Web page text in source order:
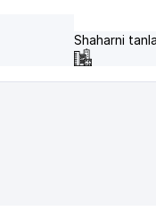
Shaharni